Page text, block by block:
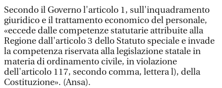
Secondo il Governo l'articolo 1, sull'inquadramento
giuridico e il trattamento economico del personale,
«eccede dalle competenze statutarie attribuite alla
Regione dall'articolo 3 dello Statuto speciale e invade
la competenza riservata alla legislazione statale in
materia di ordinamento civile, in violazione
dell'articolo 117, secondo comma, lettera l), della
Costituzione». (Ansa).